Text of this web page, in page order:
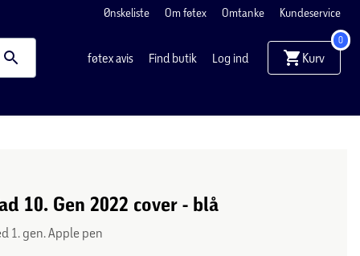
Ønskeliste Om føtex Omtanke Kundeservice
føtex avis Find butik Log ind Kurv
0
10. Gen 2022 cover - blå
1. gen. Apple pen